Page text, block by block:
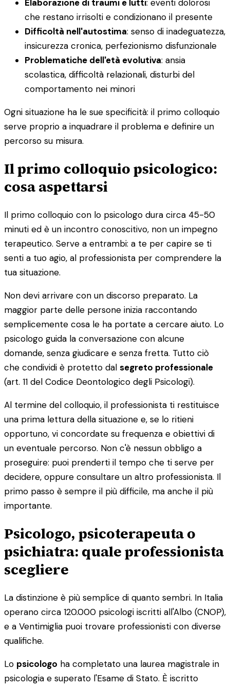
Elaborazione di traumi e lutti: eventi dolorosi
che restano irrisolti e condizionano il presente
Difficoltà nell'autostima: senso di inadeguatezza,
insicurezza cronica, perfezionismo disfunzionale
Problematiche dell'età evolutiva: ansia
scolastica, difficoltà relazionali, disturbi del
comportamento nei minori
Ogni situazione ha le sue specificità: il primo colloquio
serve proprio a inquadrare il problema e definire un
percorso su misura.
Il primo colloquio psicologico:
cosa aspettarsi
Il primo colloquio con lo psicologo dura circa 45-50
minuti ed è un incontro conoscitivo, non un impegno
terapeutico. Serve a entrambi: a te per capire se ti
senti a tuo agio, al professionista per comprendere la
tua situazione.
Non devi arrivare con un discorso preparato. La
maggior parte delle persone inizia raccontando
semplicemente cosa le ha portate a cercare aiuto. Lo
psicologo guida la conversazione con alcune
domande, senza giudicare e senza fretta. Tutto ciò
che condividi è protetto dal segreto professionale
(art. 11 del Codice Deontologico degli Psicologi).
Al termine del colloquio, il professionista ti restituisce
una prima lettura della situazione e, se lo ritieni
opportuno, vi concordate su frequenza e obiettivi di
un eventuale percorso. Non c'è nessun obbligo a
proseguire: puoi prenderti il tempo che ti serve per
decidere, oppure consultare un altro professionista. Il
primo passo è sempre il più difficile, ma anche il più
importante.
Psicologo, psicoterapeuta o
psichiatra: quale professionista
scegliere
La distinzione è più semplice di quanto sembri. In Italia
operano circa 120.000 psicologi iscritti all'Albo (CNOP),
e a Ventimiglia puoi trovare professionisti con diverse
qualifiche.
Lo psicologo ha completato una laurea magistrale in
psicologia e superato l'Esame di Stato. È iscritto